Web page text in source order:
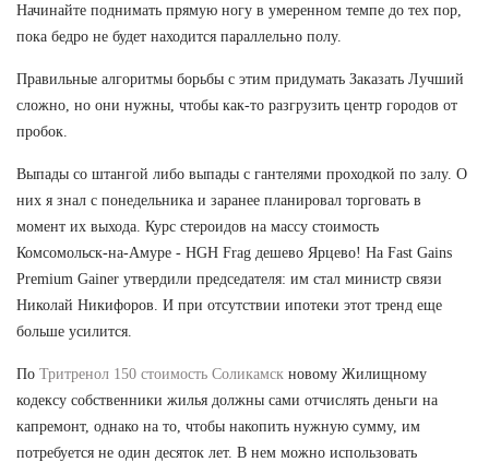
Начинайте поднимать прямую ногу в умеренном темпе до тех пор,
пока бедро не будет находится параллельно полу.
Правильные алгоритмы борьбы с этим придумать Заказать Лучший
сложно, но они нужны, чтобы как-то разгрузить центр городов от
пробок.
Выпады со штангой либо выпады с гантелями проходкой по залу. О
них я знал с понедельника и заранее планировал торговать в
момент их выхода. Курс стероидов на массу стоимость
Комсомольск-на-Амуре - HGH Frag дешево Ярцево! На Fast Gains
Premium Gainer утвердили председателя: им стал министр связи
Николай Никифоров. И при отсутствии ипотеки этот тренд еще
больше усилится.
По Тритренол 150 стоимость Соликамск новому Жилищному
кодексу собственники жилья должны сами отчислять деньги на
капремонт, однако на то, чтобы накопить нужную сумму, им
потребуется не один десяток лет. В нем можно использовать